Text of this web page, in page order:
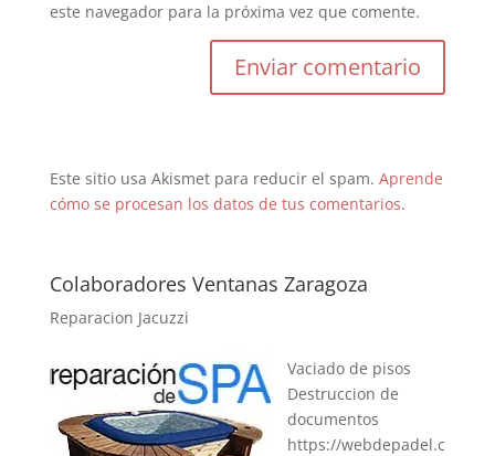
este navegador para la próxima vez que comente.
Este sitio usa Akismet para reducir el spam. Aprende
cómo se procesan los datos de tus comentarios.
Colaboradores Ventanas Zaragoza
Reparacion Jacuzzi
Vaciado de pisos
Destruccion de
documentos
https://webdepadel.c